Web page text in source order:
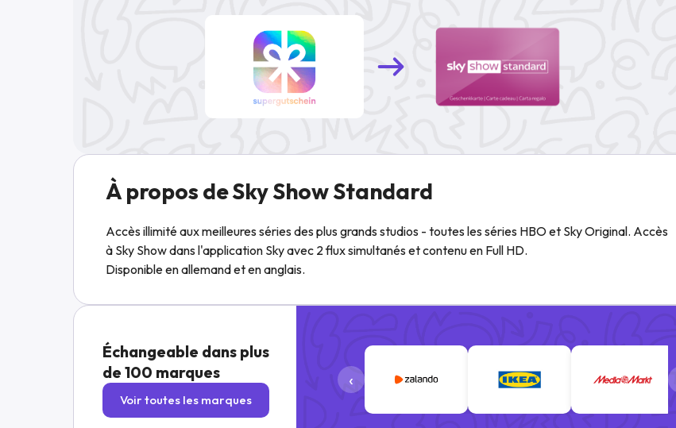
À propos de Sky Show Standard
Accès illimité aux meilleures séries des plus grands studios - toutes les séries HBO et Sky Original. Accès
à Sky Show dans l'application Sky avec 2 flux simultanés et contenu en Full HD.
Disponible en allemand et en anglais.
Échangeable dans plus
de 100 marques
Voir toutes les marques
‹